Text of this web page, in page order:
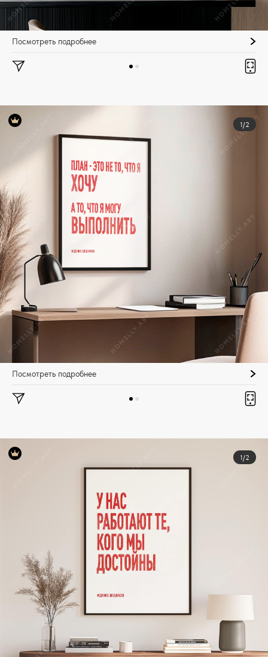
Посмотреть подробнее
1/2
Посмотреть подробнее
1/2